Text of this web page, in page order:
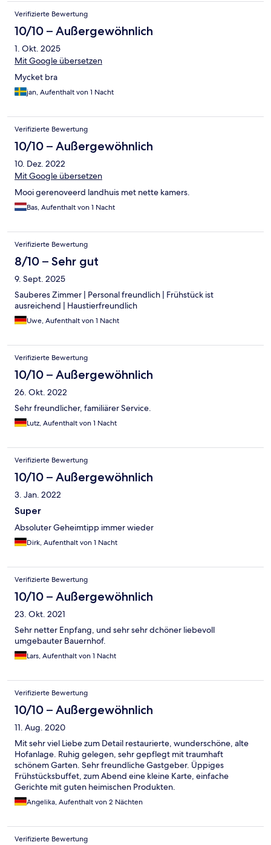
Verifizierte Bewertung
10/10 – Außergewöhnlich
1. Okt. 2025
Mit Google übersetzen
Mycket bra
jan, Aufenthalt von 1 Nacht
Verifizierte Bewertung
10/10 – Außergewöhnlich
10. Dez. 2022
Mit Google übersetzen
Mooi gerenoveerd landhuis met nette kamers.
Bas, Aufenthalt von 1 Nacht
Verifizierte Bewertung
8/10 – Sehr gut
9. Sept. 2025
Sauberes Zimmer | Personal freundlich | Frühstück ist
ausreichend | Haustierfreundlich
Uwe, Aufenthalt von 1 Nacht
Verifizierte Bewertung
10/10 – Außergewöhnlich
26. Okt. 2022
Sehr freundlicher, familiärer Service.
Lutz, Aufenthalt von 1 Nacht
Verifizierte Bewertung
10/10 – Außergewöhnlich
3. Jan. 2022
Super
Absoluter Geheimtipp immer wieder
Dirk, Aufenthalt von 1 Nacht
Verifizierte Bewertung
10/10 – Außergewöhnlich
23. Okt. 2021
Sehr netter Enpfang, und sehr sehr dchöner liebevoll
umgebauter Bauernhof.
Lars, Aufenthalt von 1 Nacht
Verifizierte Bewertung
10/10 – Außergewöhnlich
11. Aug. 2020
Mit sehr viel Liebe zum Detail restaurierte, wunderschöne, alte
Hofanlage. Ruhig gelegen, sehr gepflegt mit traumhaft
schönem Garten. Sehr freundliche Gastgeber. Üppiges
Frühstücksbuffet, zum Abend eine kleine Karte, einfache
Gerichte mit guten heimischen Produkten.
Angelika, Aufenthalt von 2 Nächten
Verifizierte Bewertung